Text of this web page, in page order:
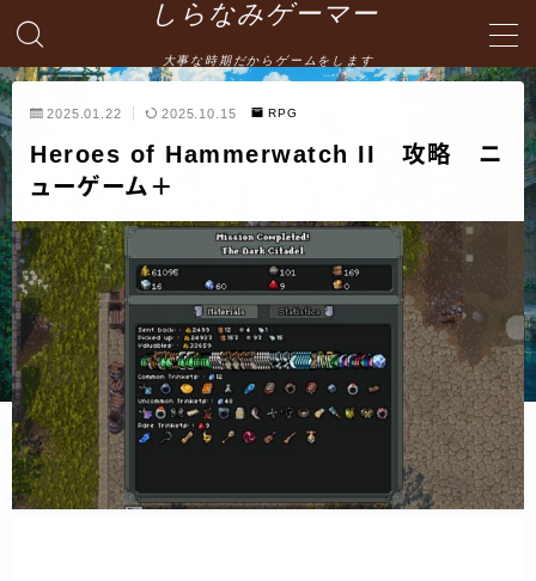
しらなみゲーマー
大事な時期だからゲームをします
MENU
English
HOME
お問い合わせ
プライバシーポリシー・免責事項
サイトマップ -site map-
管理人の自己紹介
2025.01.22 2025.10.15 RPG
Heroes of Hammerwatch II 攻略 ニ
ューゲーム＋